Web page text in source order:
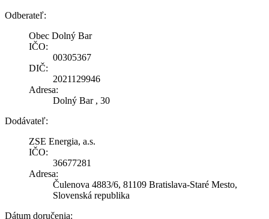
Odberateľ:
Obec Dolný Bar
IČO:
00305367
DIČ:
2021129946
Adresa:
Dolný Bar , 30
Dodávateľ:
ZSE Energia, a.s.
IČO:
36677281
Adresa:
Čulenova 4883/6, 81109 Bratislava-Staré Mesto,
Slovenská republika
Dátum doručenia: